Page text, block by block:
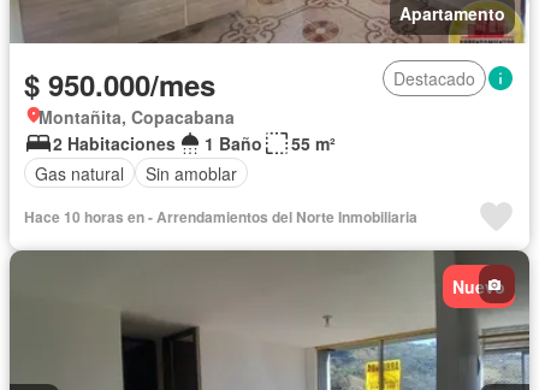
Apartamento
$ 950.000/mes
Destacado
Montañita, Copacabana
2 Habitaciones
1 Baño
55 m²
Gas natural
Sin amoblar
Hace 10 horas en - Arrendamientos del Norte Inmobiliaria
Nuevo